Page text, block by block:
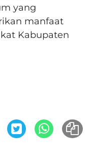
yang
manfaat
Kabupaten